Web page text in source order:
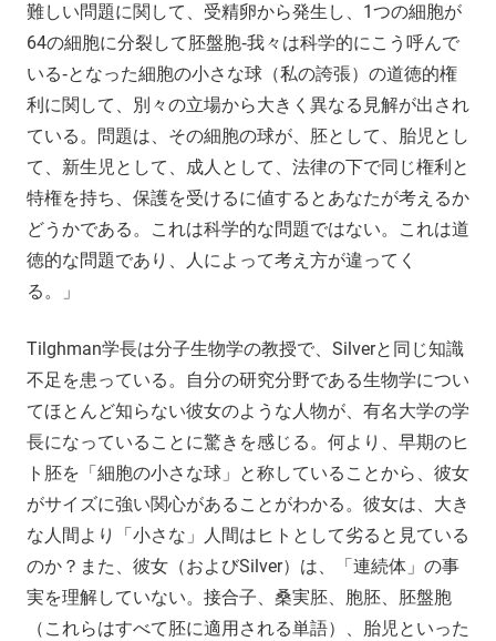
難しい問題に関して、受精卵から発生し、1つの細胞が
64の細胞に分裂して胚盤胞‐我々は科学的にこう呼んで
いる‐となった細胞の小さな球（私の誇張）の道徳的権
利に関して、別々の立場から大きく異なる見解が出され
ている。問題は、その細胞の球が、胚として、胎児とし
て、新生児として、成人として、法律の下で同じ権利と
特権を持ち、保護を受けるに値するとあなたが考えるか
どうかである。これは科学的な問題ではない。これは道
徳的な問題であり、人によって考え方が違ってく
る。」
Tilghman学長は分子生物学の教授で、Silverと同じ知識
不足を患っている。自分の研究分野である生物学につい
てほとんど知らない彼女のような人物が、有名大学の学
長になっていることに驚きを感じる。何より、早期のヒ
ト胚を「細胞の小さな球」と称していることから、彼女
がサイズに強い関心があることがわかる。彼女は、大き
な人間より「小さな」人間はヒトとして劣ると見ている
のか？また、彼女（およびSilver）は、「連続体」の事
実を理解していない。接合子、桑実胚、胞胚、胚盤胞
（これらはすべて胚に適用される単語）、胎児といった